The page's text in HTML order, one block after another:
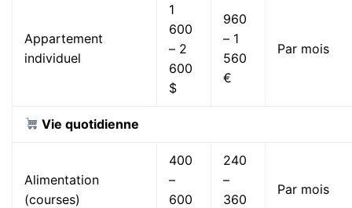
Appartement
individuel
1
600
– 2
600
$
960
– 1
560
€
Par mois
Vie quotidienne
Alimentation
(courses)
400
–
600
240
–
360
Par mois